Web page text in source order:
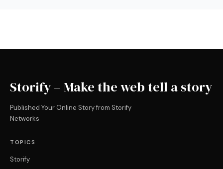
Storify – Make the web tell a story
Published Your Online Story from Storify
Networks
TOPICS
Storify